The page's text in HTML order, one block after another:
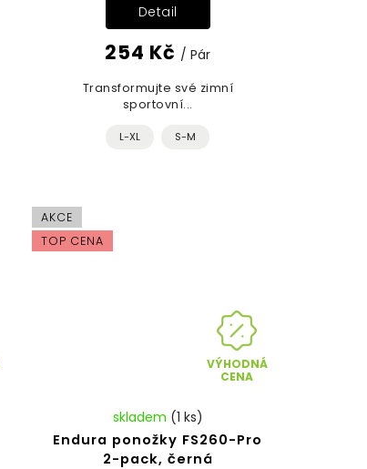
254 Kč / Pár
Detail
Transformujte své zimní
sportovní...
L-XL S-M
AKCE
TOP CENA
VÝHODNÁ
CENA
Endura ponožky FS260-Pro
2-pack, černá
skladem (1 ks)